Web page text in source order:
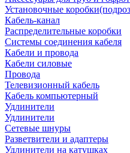
Установочные
Кабель-канал
Распределительные коробки
Системы соединения кабеля
Кабели и провода
Кабели силовые
Провода
Телевизионный кабель
Кабель компьютерный
Удлинители
Удлинители
Сетевые шнуры
Разветвители и адаптеры
Удлинители на катушках